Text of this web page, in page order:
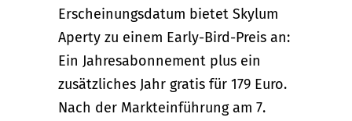
Erscheinungsdatum bietet Skylum
Aperty zu einem Early-Bird-Preis an:
Ein Jahresabonnement plus ein
zusätzliches Jahr gratis für 179 Euro.
Nach der Markteinführung am 7.